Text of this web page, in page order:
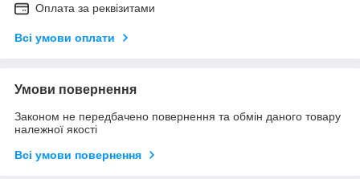
Оплата за реквізитами
Всі умови оплати
Умови повернення
Законом не передбачено повернення та обмін даного товару
належної якості
Всі умови повернення